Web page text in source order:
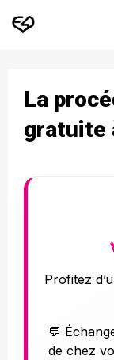
La
gratuite
Profitez
💬
de chez